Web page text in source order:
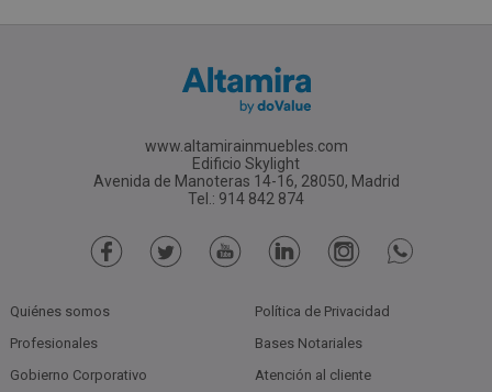
www.altamirainmuebles.com
Edificio Skylight
Avenida de Manoteras 14-16, 28050, Madrid
Tel.: 914 842 874
Quiénes somos
Profesionales
Gobierno Corporativo
Política de Privacidad
Bases Notariales
Atención al cliente